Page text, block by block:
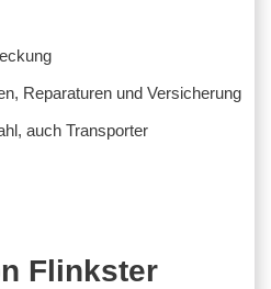
Reparaturen und Versicherung
auch Transporter
Flinkster